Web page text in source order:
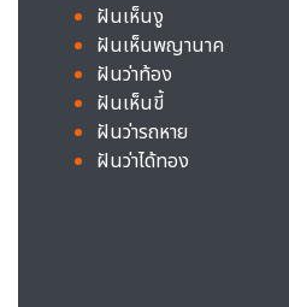
ฝันเห็นงู
ฝันเห็นพญานาค
ฝันว่าท้อง
ฝันเห็นขี้
ฝันว่ารถหาย
ฝันว่าได้ทอง